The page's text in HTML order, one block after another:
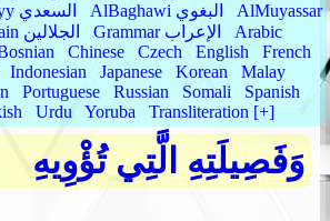
AsSaadiyy السعدي AlBaghawi البغوي
AlMuyassar
AlJalalain الجلالين Grammar الإعراب
Arabic
Chinese Czech English
French
Indonesian Japanese Korean
Malay
Portuguese Russian Somali
Spanish
Urdu Yoruba Transliteration [+]
وَفَصِيلَتِهِ الَّتِي تُؤْوِيهِ